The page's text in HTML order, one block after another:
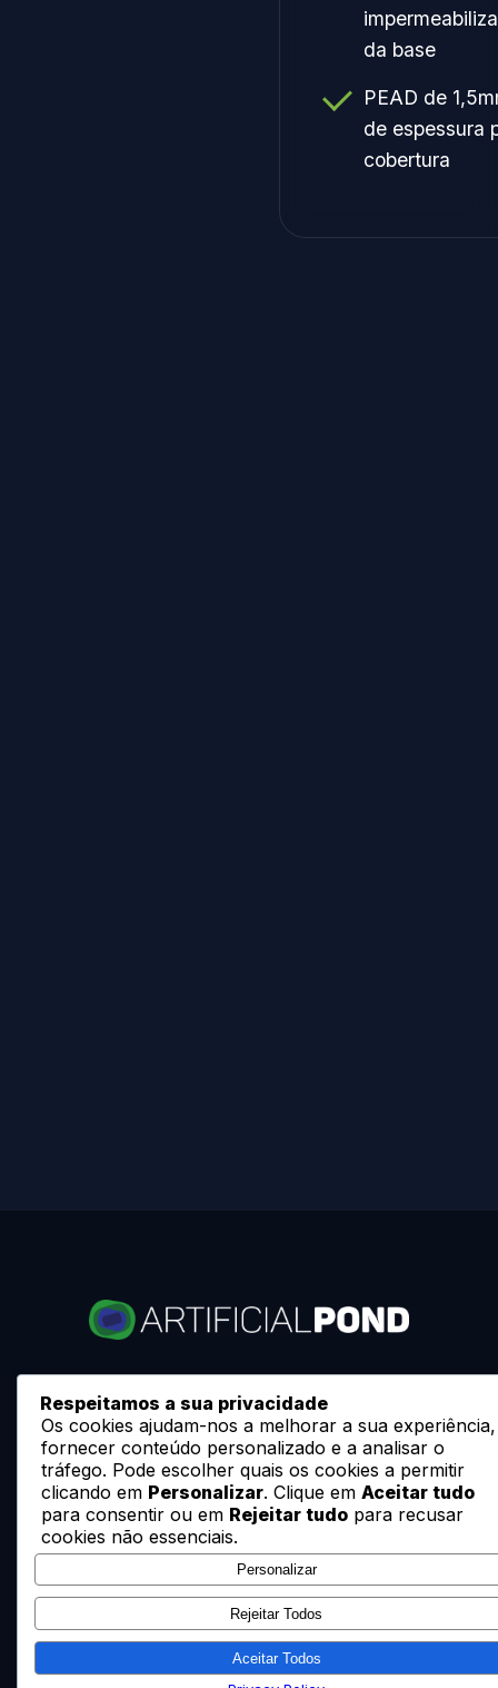
da base
PEAD de
de espessura
cobertura
artificiais, reservatórios e outras estruturas
Início
Serviços
Portfólio
Política de Privacidade
Artificial Pond, Lda.
Respeitamos a sua privacidade
Os cookies ajudam-nos a melhorar a sua
fornecer conteúdo personalizado e a analisar o
tráfego. Pode escolher quais os cookies a permitir
clicando em Personalizar. Clique em Aceitar tudo
para consentir ou em Rejeitar tudo para recusar
cookies não essenciais.
Personalizar
Rejeitar Todos
Aceitar Todos